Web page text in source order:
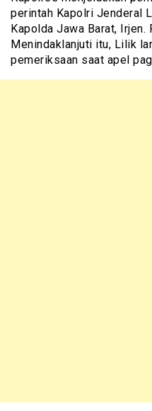
perintah Kapolri Jenderal
Kapolda Jawa Barat, Irjen.
Menindaklanjuti itu, Lilik
pemeriksaan saat apel